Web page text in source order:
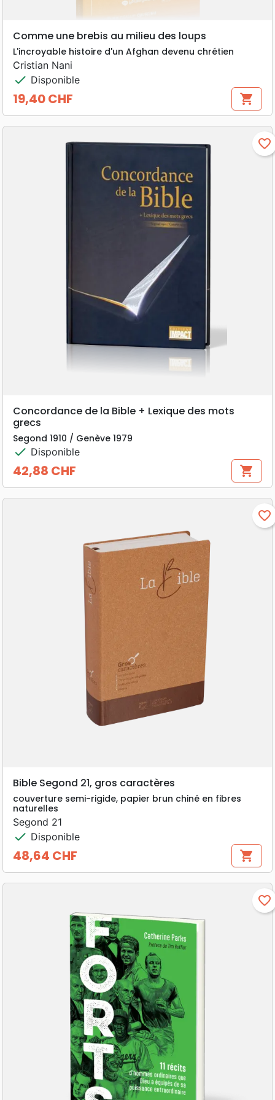
Comme une brebis au milieu des loups
L'incroyable histoire d'un Afghan devenu chrétien
Cristian Nani
check Disponible
Prix
19,40 CHF shopping_cart
favorite_border
Concordance de la Bible + Lexique des mots
grecs
Segond 1910 / Genève 1979
check Disponible
Prix
42,88 CHF shopping_cart
favorite_border
Bible Segond 21, gros caractères
couverture semi-rigide, papier brun chiné en fibres
naturelles
Segond 21
check Disponible
Prix
48,64 CHF shopping_cart
favorite_border